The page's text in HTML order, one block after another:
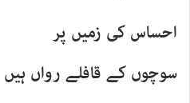
احساس کی زمیں پر
سوچوں کے قافلے رواں ہیں